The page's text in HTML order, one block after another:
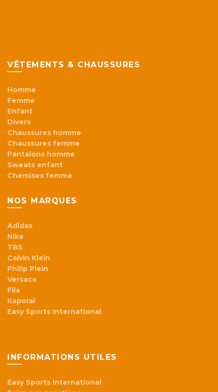
VÊTEMENTS & CHAUSSURES
Homme
Femme
Enfant
Divers
Chaussures homme
Chaussures femme
Pantalons homme
Sweats enfant
Chemises femme
NOS MARQUES
Adidas
Nike
TBS
Calvin Klein
Philip Plein
Versace
Fila
Kaporal
Easy Sports International
INFORMATIONS UTILES
Easy Sports International